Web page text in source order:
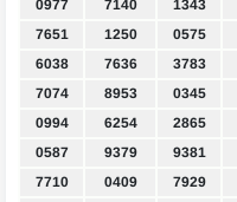
0977
7140 1343
7651
1250 0575
6038
7636 3783
7074
8953 0345
0994
6254 2865
0587
9379 9381
7710
0409 7929